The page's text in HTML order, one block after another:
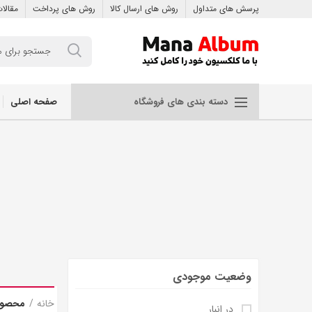
پرسش های متداول روش های ارسال کالا روش های پرداخت
دسته بندی های فروشگاه صفحه اصلی
وضعیت موجودی
خانه